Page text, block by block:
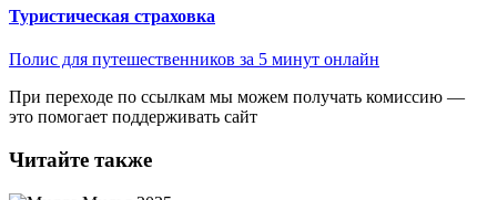
Туристическая страховка
Полис для путешественников за 5 минут онлайн
При переходе по ссылкам мы можем получать комиссию —
это помогает поддерживать сайт
Читайте также